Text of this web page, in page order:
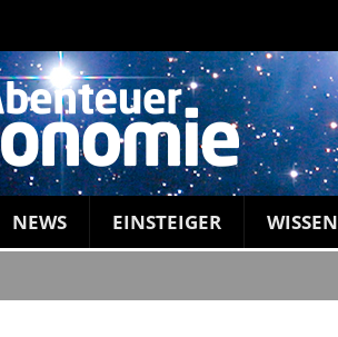
NEWS EINSTEIGER WISSEN